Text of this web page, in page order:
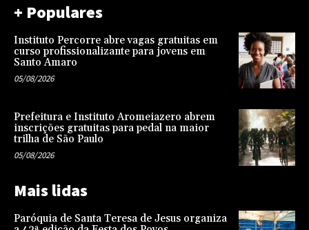
+ Populares
Instituto Percorre abre vagas gratuitas em
curso profissionalizante para jovens em
Santo Amaro
05/08/2026
Prefeitura e Instituto Aromeiazero abrem
inscrições gratuitas para pedal na maior
trilha de São Paulo
05/08/2026
Mais lidas
Paróquia de Santa Teresa de Jesus organiza